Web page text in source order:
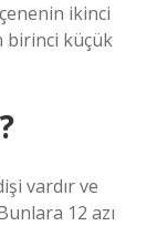
ikinci
birinci küçük
vardır ve
12 azı